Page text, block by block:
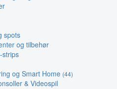
spots
og tilbehør
strips
og Smart Home (44)
& Videospil